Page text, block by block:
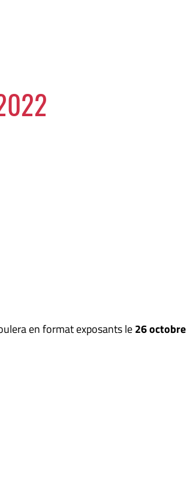
en format exposants le26 octobre